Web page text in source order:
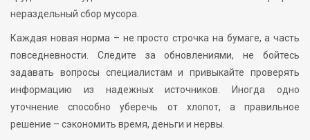
нераздельный сбор мусора.
Каждая новая норма – не просто строчка на бумаге, а часть
повседневности. Следите за обновлениями, не бойтесь
задавать вопросы специалистам и привыкайте проверять
информацию из надежных источников. Иногда одно
уточнение способно уберечь от хлопот, а правильное
решение – сэкономить время, деньги и нервы.